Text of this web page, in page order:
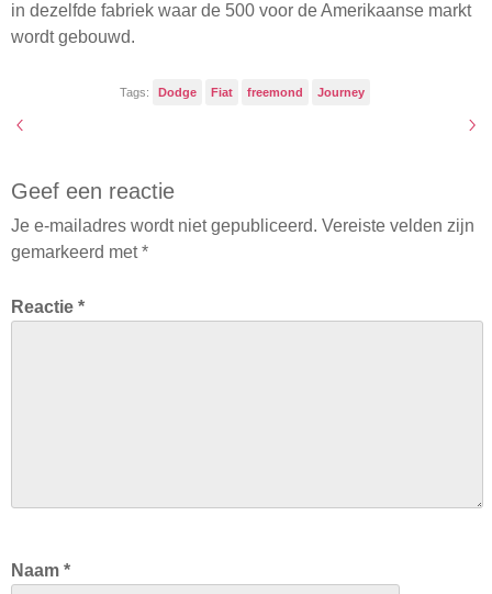
in dezelfde fabriek waar de 500 voor de Amerikaanse markt
wordt gebouwd.
Tags: Dodge Fiat freemond Journey
Geef een reactie
Je e-mailadres wordt niet gepubliceerd. Vereiste velden zijn
gemarkeerd met*
Reactie *
Naam *